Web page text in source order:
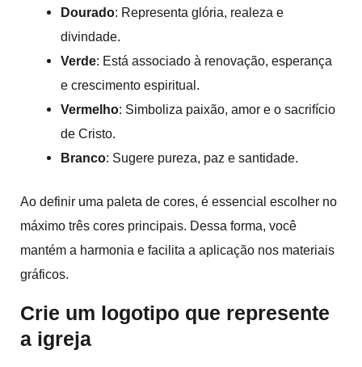
Dourado: Representa glória, realeza e
divindade.
Verde: Está associado à renovação, esperança
e crescimento espiritual.
Vermelho: Simboliza paixão, amor e o sacrifício
de Cristo.
Branco: Sugere pureza, paz e santidade.
Ao definir uma paleta de cores, é essencial escolher no
máximo três cores principais. Dessa forma, você
mantém a harmonia e facilita a aplicação nos materiais
gráficos.
Crie um logotipo que represente
a igreja